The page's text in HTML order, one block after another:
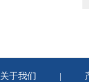
关于我们 |